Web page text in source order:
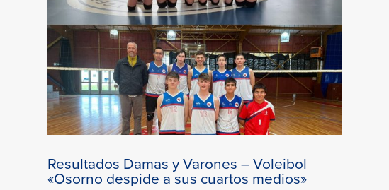
Resultados Damas y Varones – Voleibol
«Osorno despide a sus cuartos medios»